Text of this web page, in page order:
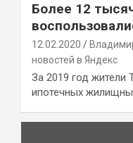
Более 12
12.02.2020
новостей в Яндекс
За 2019 год жители
ипотечных